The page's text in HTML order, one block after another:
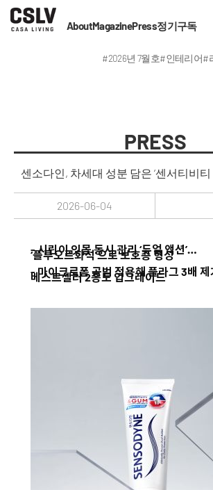
AboutMagazinePress정기구독
#2026년 7월호#인테리어#
PRESS
센소다인, 차세대 성분 담은 ‘센서티비티
2026-06-04
- 시린이·잇몸 동시 관리 ‘듀얼 액션’…
‘플루오르화석’으로 보호층 형성
- 마이크로폼 공법 적용해 플라그 3배
베스트셀러 2종도 업그레이드